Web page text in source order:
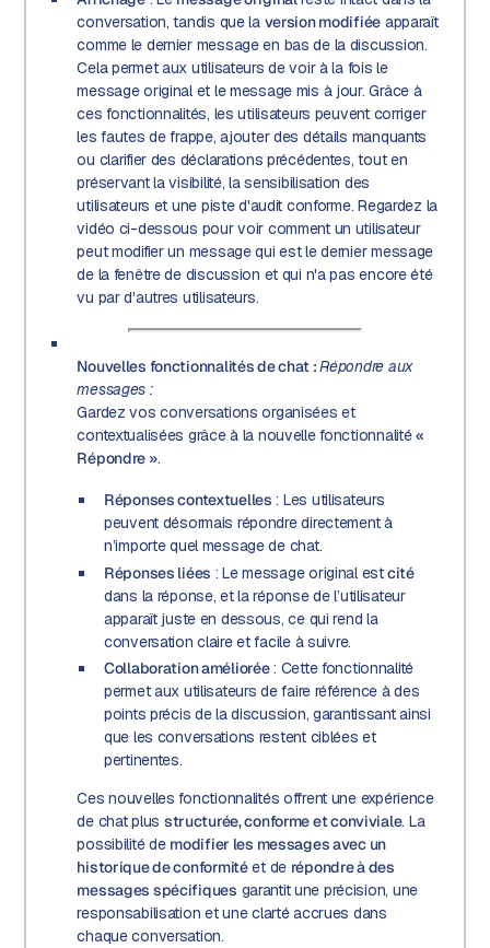
conversation, tandis que la version modifiée apparaît
comme le dernier message en bas de la discussion.
Cela permet aux utilisateurs de voir à la fois le
message original et le message mis à jour. Grâce à
ces fonctionnalités, les utilisateurs peuvent corriger
les fautes de frappe, ajouter des détails manquants
ou clarifier des déclarations précédentes, tout en
préservant la visibilité, la sensibilisation des
utilisateurs et une piste d'audit conforme. Regardez la
vidéo ci-dessous pour voir comment un utilisateur
peut modifier un message qui est le dernier message
de la fenêtre de discussion et qui n'a pas encore été
vu par d'autres utilisateurs.
Nouvelles fonctionnalités de chat :Répondre aux
messages :
Gardez vos conversations organisées et
contextualisées grâce à la nouvelle fonctionnalité«
Répondre ».
Réponses contextuelles : Les utilisateurs
peuvent désormais répondre directement à
n’importe quel message de chat.
Réponses liées : Le message original estcité
dans la réponse, et la réponse de l’utilisateur
apparaît juste en dessous, ce qui rend la
conversation claire et facile à suivre.
Collaboration améliorée: Cette fonctionnalité
permet aux utilisateurs de faire référence à des
points précis de la discussion, garantissant ainsi
que les conversations restent ciblées et
pertinentes.
Ces nouvelles fonctionnalités offrent une expérience
de chat plus structurée, conforme et conviviale. La
possibilité de modifier les messages avec un
historique de conformitéet de répondre à des
messages spécifiques garantit une précision, une
responsabilisation et une clarté accrues dans
chaque conversation.